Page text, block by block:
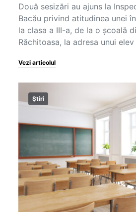
Două sesizări au ajuns la
Bacău privind atitudinea unei
la clasa a III-a, de la o școală
Răchitoasa, la adresa unui
Vezi articolul
Știri